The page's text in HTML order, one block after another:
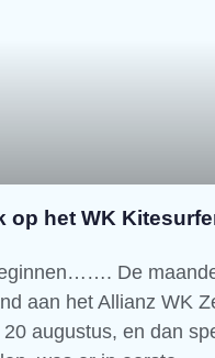
op het WK
De
aan het Allianz WK
augustus, en dan